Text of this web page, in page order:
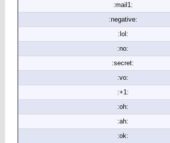
:mail1:
:negative:
:lol:
:no:
:secret:
:vo:
:+1:
:oh:
:ah:
:ok: